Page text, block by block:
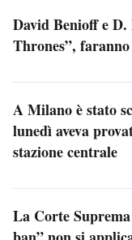
David Benioff e
Thrones”,
A Milano è stato
lunedì aveva
stazione centrale
La Corte